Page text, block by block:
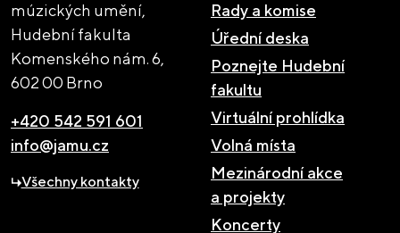
múzických umění,
Hudební fakulta
Komenského nám. 6,
602 00 Brno
+420 542 591 601
info@jamu.cz
Všechny kontakty
Rady a komise
Úřední deska
Poznejte Hudební
fakultu
Virtuální prohlídka
Volná místa
Mezinárodní akce
a projekty
Koncerty